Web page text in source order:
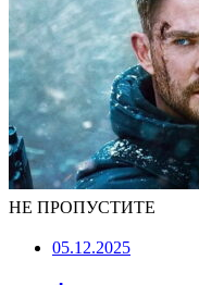
НЕ ПРОПУСТИТЕ
05.12.2025